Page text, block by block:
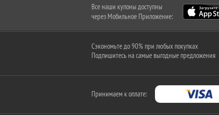
Все наши купоны доступны
через Мобильное Приложение:
Сэкономьте до 90% при любых покупках
Подпишитесь на самые выгодные предложения
Принимаем к оплате: